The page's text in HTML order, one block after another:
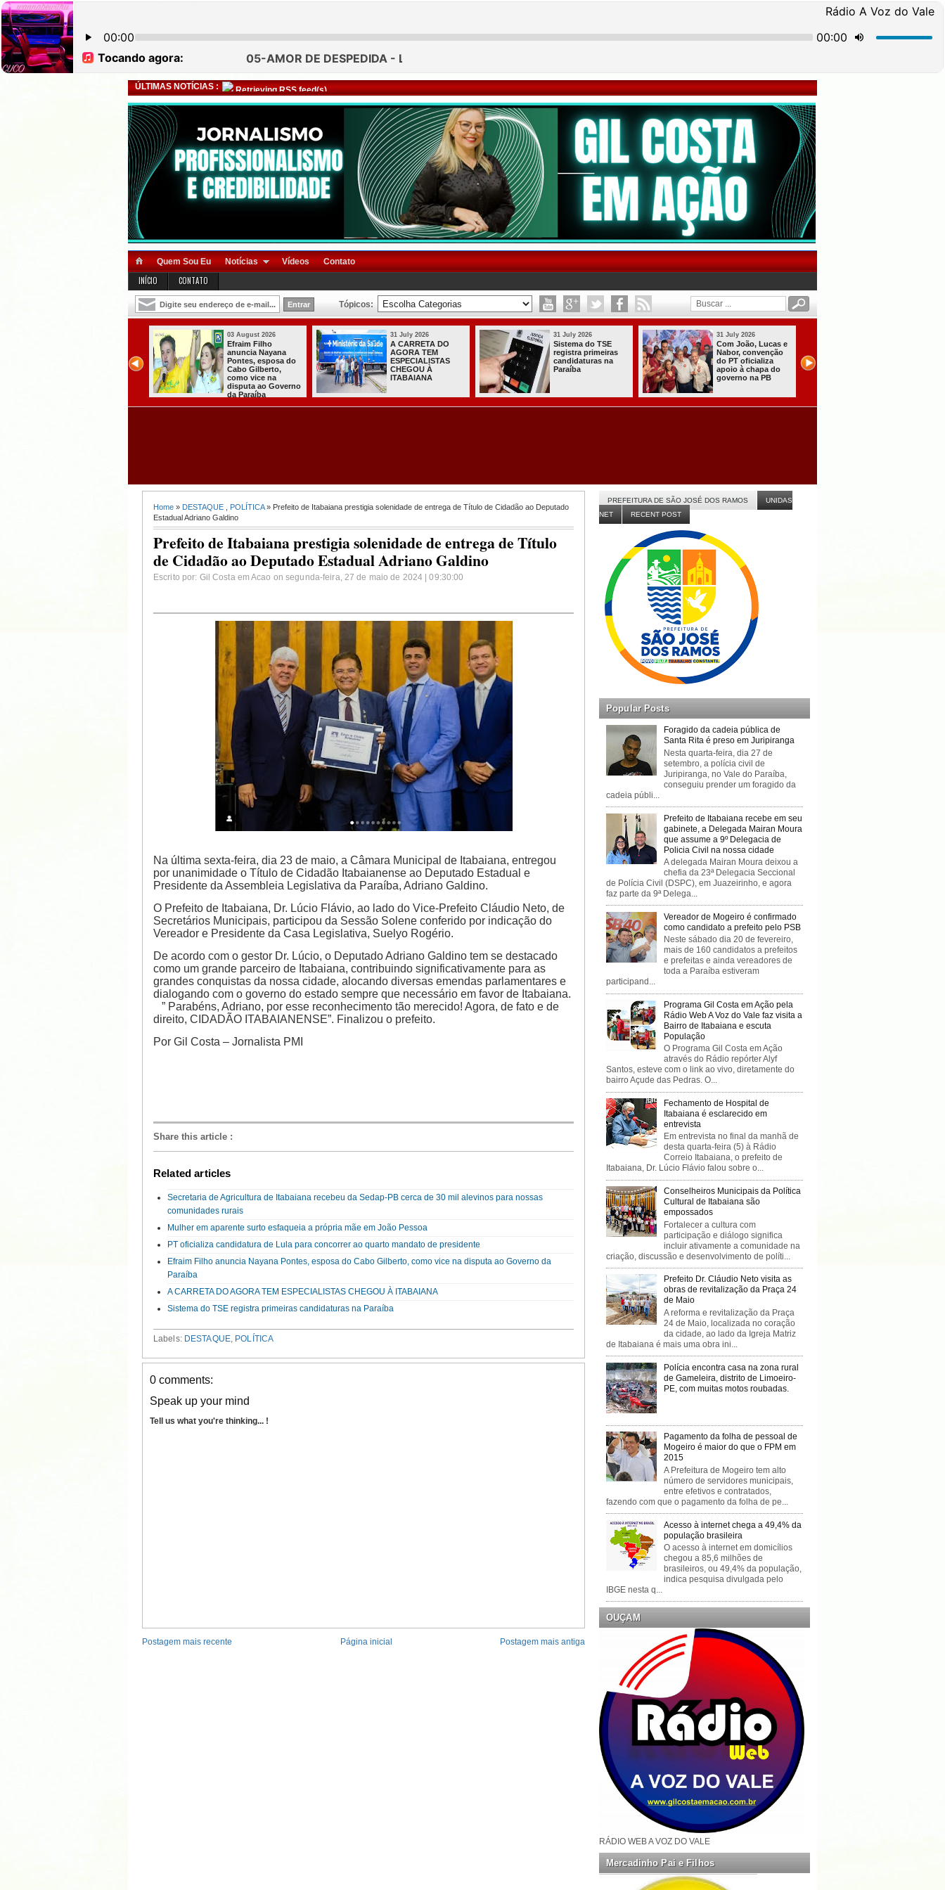
ÚLTIMAS NOTÍCIAS : Retrieving RSS feed(s)
Quem Sou Eu Notícias Vídeos Contato
INÍCIO CONTATO
Tópicos:
31 July 2026
A CARRETA DO
AGORA TEM
ESPECIALISTAS
CHEGOU À
ITABAIANA
31 July 2026
Sistema do TSE
registra primeiras
candidaturas na
Paraíba
31 July 2026
Com João, Lucas e
Nabor, convenção
do PT oficializa
apoio à chapa do
governo na PB
31 July 2026
Presidente do TRE-
PB garante eleições
de 2026 com
“tranquilidade,
eficiência e
celeridade” na PB
Home » DESTAQUE POLÍTICA» Prefeito de Itabaiana prestigia solenidade de entrega de Título de Cidadão ao Deputado
Estadual Adriano Galdino
Prefeito de Itabaiana prestigia solenidade de entrega de Título
de Cidadão ao Deputado Estadual Adriano Galdino
Escrito por: Gil Costa em Acao on segunda-feira, 27 de maio de 2024 | 09:30:00
Na última sexta-feira, dia 23 de maio, a Câmara Municipal de Itabaiana, entregou
por unanimidade o Título de Cidadão Itabaianense ao Deputado Estadual e
Presidente da Assembleia Legislativa da Paraíba, Adriano Galdino.
O Prefeito de Itabaiana, Dr. Lúcio Flávio, ao lado do Vice-Prefeito Cláudio Neto, de
Secretários Municipais, participou da Sessão Solene conferido por indicação do
Vereador e Presidente da Casa Legislativa, Suelyo Rogério.
De acordo com o gestor Dr. Lúcio, o Deputado Adriano Galdino tem se destacado
como um grande parceiro de Itabaiana, contribuindo significativamente para as
grandes conquistas da nossa cidade, alocando diversas emendas parlamentares e
dialogando com o governo do estado sempre que necessário em favor de Itabaiana.
” Parabéns, Adriano, por esse reconhecimento tão merecido! Agora, de fato e de
direito, CIDADÃO ITABAIANENSE”. Finalizou o prefeito.
Por Gil Costa – Jornalista PMI
Share this article :
Related articles
Secretaria de Agricultura de Itabaiana recebeu da Sedap-PB cerca de 30 mil alevinos para nossas
comunidades rurais
Mulher em aparente surto esfaqueia a própria mãe em João Pessoa
PT oficializa candidatura de Lula para concorrer ao quarto mandato de presidente
Efraim Filho anuncia Nayana Pontes, esposa do Cabo Gilberto, como vice na disputa ao Governo da
Paraíba
A CARRETA DO AGORA TEM ESPECIALISTAS CHEGOU À ITABAIANA
Sistema do TSE registra primeiras candidaturas na Paraíba
Labels: DESTAQUE, POLÍTICA
0 comments:
Speak up your mind
Tell us what you're thinking... !
Postagem mais recente Postagem mais antiga
Página inicial
PREFEITURA DE SÃO JOSÉ DOS RAMOS
UNIDAS
NET
RECENT POST
Popular Posts
Foragido da cadeia pública de
Santa Rita é preso em Juripiranga
Nesta quarta-feira, dia 27 de
setembro, a polícia civil de
Juripiranga, no Vale do Paraíba,
conseguiu prender um foragido da
cadeia públi...
Prefeito de Itabaiana recebe em seu
gabinete, a Delegada Mairan Moura
que assume a 9º Delegacia de
Policia Civil na nossa cidade
A delegada Mairan Moura deixou a
chefia da 23ª Delegacia Seccional
de Polícia Civil (DSPC), em Juazeirinho, e agora
faz parte da 9ª Delega...
Vereador de Mogeiro é confirmado
como candidato a prefeito pelo PSB
Neste sábado dia 20 de fevereiro,
mais de 160 candidatos a prefeitos
e prefeitas e ainda vereadores de
toda a Paraíba estiveram
participand...
Programa Gil Costa em Ação pela
Rádio Web A Voz do Vale faz visita a
Bairro de Itabaiana e escuta
População
O Programa Gil Costa em Ação
através do Rádio repórter Alyf
Santos, esteve com o link ao vivo, diretamente do
bairro Açude das Pedras. O...
Fechamento de Hospital de
Itabaiana é esclarecido em
entrevista
Em entrevista no final da manhã de
desta quarta-feira (5) à Rádio
Correio Itabaiana, o prefeito de
Itabaiana, Dr. Lúcio Flávio falou sobre o...
Conselheiros Municipais da Política
Cultural de Itabaiana são
empossados
Fortalecer a cultura com
participação e diálogo significa
incluir ativamente a comunidade na
criação, discussão e desenvolvimento de políti...
Prefeito Dr. Cláudio Neto visita as
obras de revitalização da Praça 24
de Maio
A reforma e revitalização da Praça
24 de Maio, localizada no coração
da cidade, ao lado da Igreja Matriz
de Itabaiana é mais uma obra ini...
Polícia encontra casa na zona rural
de Gameleira, distrito de Limoeiro-
PE, com muitas motos roubadas.
Pagamento da folha de pessoal de
Mogeiro é maior do que o FPM em
2015
A Prefeitura de Mogeiro tem alto
número de servidores municipais,
entre efetivos e contratados,
fazendo com que o pagamento da folha de pe...
Acesso à internet chega a 49,4% da
população brasileira
O acesso à internet em domicílios
chegou a 85,6 milhões de
brasileiros, ou 49,4% da população,
indica pesquisa divulgada pelo
IBGE nesta q...
OUÇAM
RÁDIO WEB A VOZ DO VALE
Mercadinho Pai e Filhos